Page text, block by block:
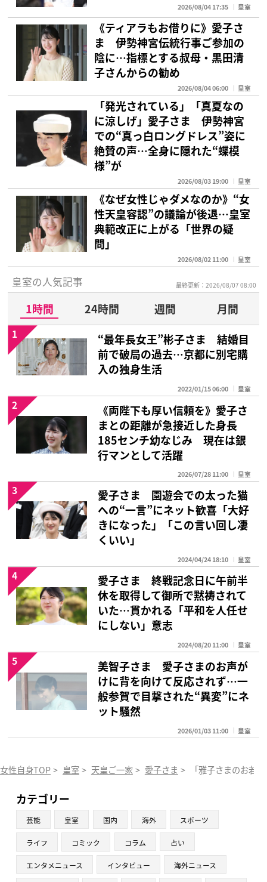
2026/08/04 17:35 皇室
《ティアラもお借りに》愛子さ
ま 伊勢神宮伝統行事ご参加の
陰に…指標とする叔母・黒田清
子さんからの勧め
2026/08/04 06:00 皇室
「発光されている」「真夏なの
に涼しげ」愛子さま 伊勢神宮
での“真っ白ロングドレス”姿に
絶賛の声…全身に隠れた“蝶模
様”が
2026/08/03 19:00 皇室
《なぜ女性じゃダメなのか》“女
性天皇容認”の議論が後退…皇室
典範改正に上がる「世界の疑
問」
2026/08/02 11:00 皇室
皇室の人気記事 最終更新：2026/08/07 08:00
1時間 24時間 週間
月間
“最年長女王”彬子さま 結婚目
前で破局の過去…京都に別宅購
入の独身生活
2022/01/15 06:00 皇室
1
《両陛下も厚い信頼を》愛子さ
まとの距離が急接近した身長
185センチ幼なじみ 現在は銀
行マンとして活躍
2026/07/28 11:00 皇室
2
愛子さま 園遊会での太った猫
への“一言”にネット歓喜「大好
きになった」「この言い回し凄
くいい」
2024/04/24 18:10 皇室
3
愛子さま 終戦記念日に午前半
休を取得して御所で黙祷されて
いた…貫かれる「平和を人任せ
にしない」意志
2024/08/20 11:00 皇室
4
美智子さま 愛子さまのお声が
けに背を向けて反応されず…一
般参賀で目撃された“異変”にネ
ット騒然
2026/01/03 11:00 皇室
5
女性自身TOP > 皇室 > 天皇ご一家 > 愛子さま > 「雅子さまのお若
カテゴリー
芸能 皇室 国内 海外 スポーツ
ライフ コミック コラム 占い
エンタメニュース インタビュー 海外ニュース